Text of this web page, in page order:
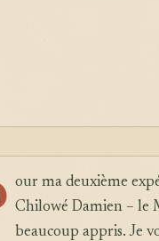
our ma deuxième
Chilowé Damien – le
beaucoup appris. Je